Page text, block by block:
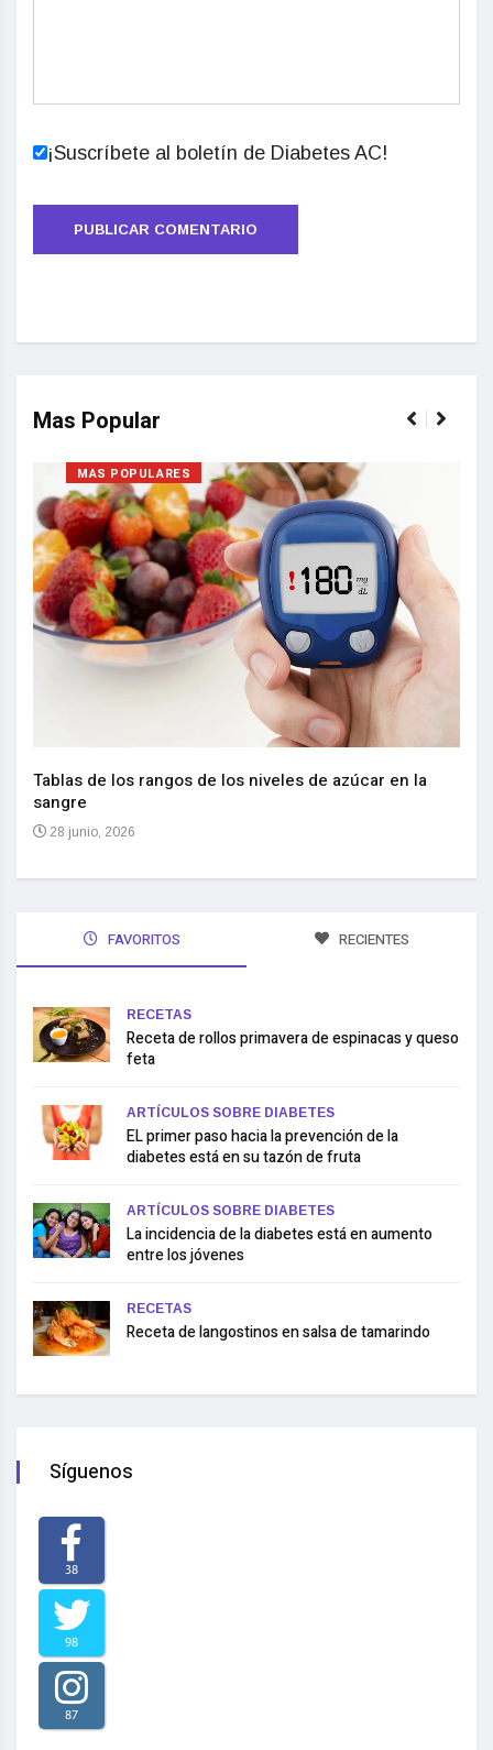
¡Suscríbete al boletín de Diabetes AC!
Mas Popular
MAS POPULARES
Tablas de los rangos de los niveles de azúcar en la
sangre
28 junio, 2026
FAVORITOS RECIENTES
RECETAS
Receta de rollos primavera de espinacas y queso
feta
ARTÍCULOS SOBRE DIABETES
EL primer paso hacia la prevención de la
diabetes está en su tazón de fruta
ARTÍCULOS SOBRE DIABETES
La incidencia de la diabetes está en aumento
entre los jóvenes
RECETAS
Receta de langostinos en salsa de tamarindo
Síguenos
38
98
87